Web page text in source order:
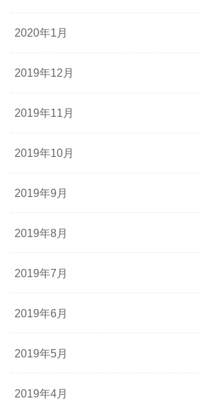
2020年1月
2019年12月
2019年11月
2019年10月
2019年9月
2019年8月
2019年7月
2019年6月
2019年5月
2019年4月